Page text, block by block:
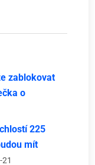
zablokovat
o
225
mít